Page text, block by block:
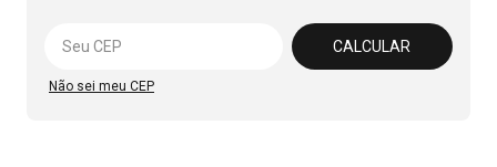
Alterar CEP
CALCULAR
Não sei meu CEP